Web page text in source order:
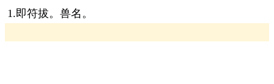
1.即符拔。兽名。